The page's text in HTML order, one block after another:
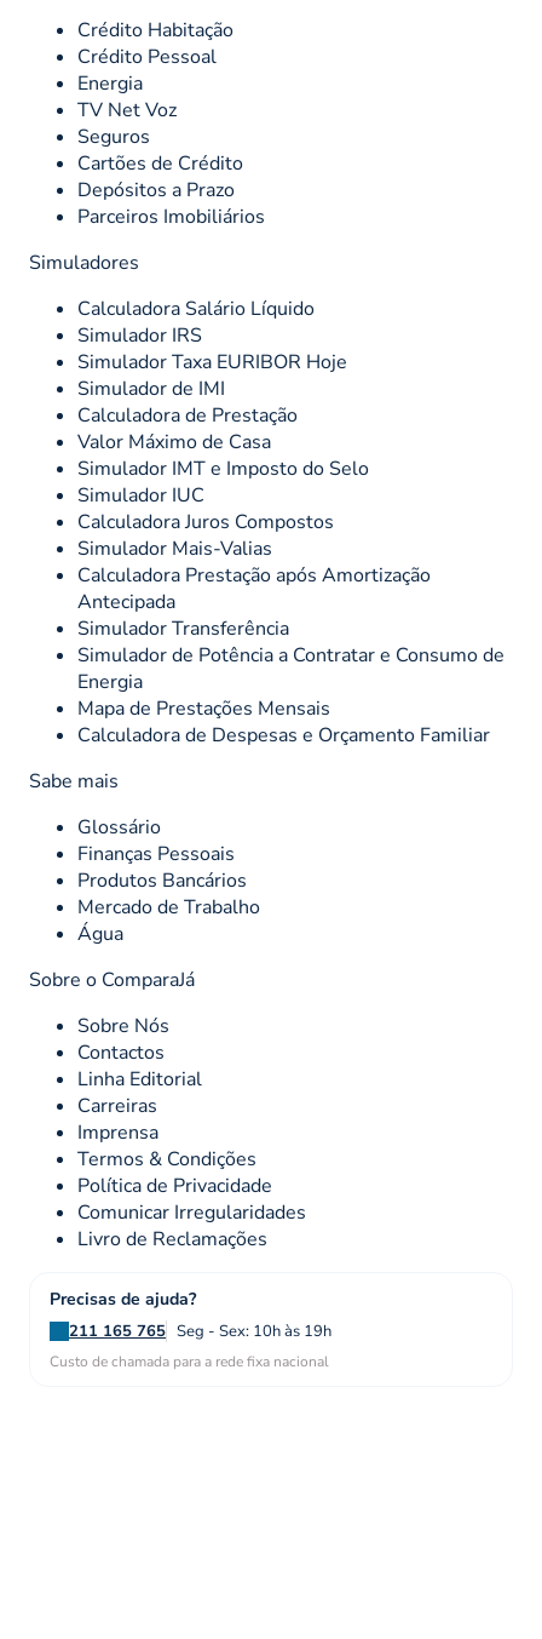
Crédito Habitação
Crédito Pessoal
Energia
TV Net Voz
Seguros
Cartões de Crédito
Depósitos a Prazo
Parceiros Imobiliários
Simuladores
Calculadora Salário Líquido
Simulador IRS
Simulador Taxa EURIBOR Hoje
Simulador de IMI
Calculadora de Prestação
Valor Máximo de Casa
Simulador IMT e Imposto do Selo
Simulador IUC
Calculadora Juros Compostos
Simulador Mais-Valias
Calculadora Prestação após Amortização
Antecipada
Simulador Transferência
Simulador de Potência a Contratar e Consumo de
Energia
Mapa de Prestações Mensais
Calculadora de Despesas e Orçamento Familiar
Sabe mais
Glossário
Finanças Pessoais
Produtos Bancários
Mercado de Trabalho
Água
Sobre o ComparaJá
Sobre Nós
Contactos
Linha Editorial
Carreiras
Imprensa
Termos & Condições
Política de Privacidade
Comunicar Irregularidades
Livro de Reclamações
Precisas de ajuda?
211 165 765 Seg - Sex: 10h às 19h
Custo de chamada para a rede fixa nacional